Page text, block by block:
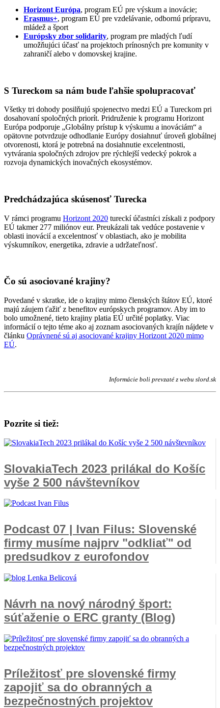
Horizont Európa, program EÚ pre výskum a inovácie;
Erasmus+, program EÚ pre vzdelávanie, odbornú prípravu,
mládež a šport
Európsky zbor solidarity, program pre mladých ľudí
umožňujúci účasť na projektoch prínosných pre komunity v
zahraničí alebo v domovskej krajine.
S Tureckom sa nám bude ľahšie spolupracovať
Všetky tri dohody posilňujú spojenectvo medzi EÚ a Tureckom pri
dosahovaní spoločných priorít. Pridruženie k programu Horizont
Európa podporuje „Globálny prístup k výskumu a inováciám“ a
opätovne potvrdzuje odhodlanie Európy dosiahnuť úroveň globálnej
otvorenosti, ktorá je potrebná na dosiahnutie excelentnosti,
vytvárania spoločných zdrojov pre rýchlejší vedecký pokrok a
rozvoja dynamických inovačných ekosystémov.
Predchádzajúca skúsenosť Turecka
V rámci programu Horizont 2020 tureckí účastníci získali z podpory
EÚ takmer 277 miliónov eur. Preukázali tak vedúce postavenie v
oblasti inovácií a excelentnosť v oblastiach, ako je mobilita
výskumníkov, energetika, zdravie a udržateľnosť.
Čo sú asociované krajiny?
Povedané v skratke, ide o krajiny mimo členských štátov EÚ, ktoré
majú záujem ťažiť z benefitov európskych programov. Aby im to
bolo umožnené, tieto krajiny platia EÚ určité poplatky. Viac
informácií o tejto téme ako aj zoznam asociovaných krajín nájdete v
článku Oprávnené sú aj asociované krajiny Horizont 2020 mimo
EÚ.
Informácie boli prevzaté z webu slord.sk
Pozrite si tiež:
SlovakiaTech 2023 prilákal do Košíc
vyše 2 500 návštevníkov
Podcast 07 | Ivan Filus: Slovenské
firmy musíme najprv "odkliať" od
predsudkov z eurofondov
Návrh na nový národný šport:
súťaženie o ERC granty (Blog)
Príležitosť pre slovenské firmy
zapojiť sa do obranných a
bezpečnostných projektov